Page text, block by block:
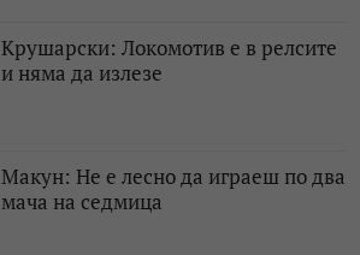
Крушарски: Локомотив е в релсите
и няма да излезе
Макун: Не е лесно да играеш по два
мача на седмица